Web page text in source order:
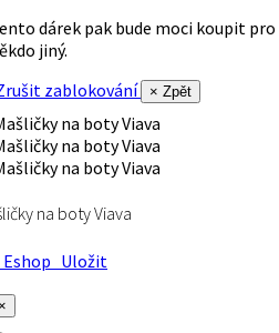
dárek pak bude moci koupit pro
jiný.
zablokování
× Zpět
na boty Viava
Uložit